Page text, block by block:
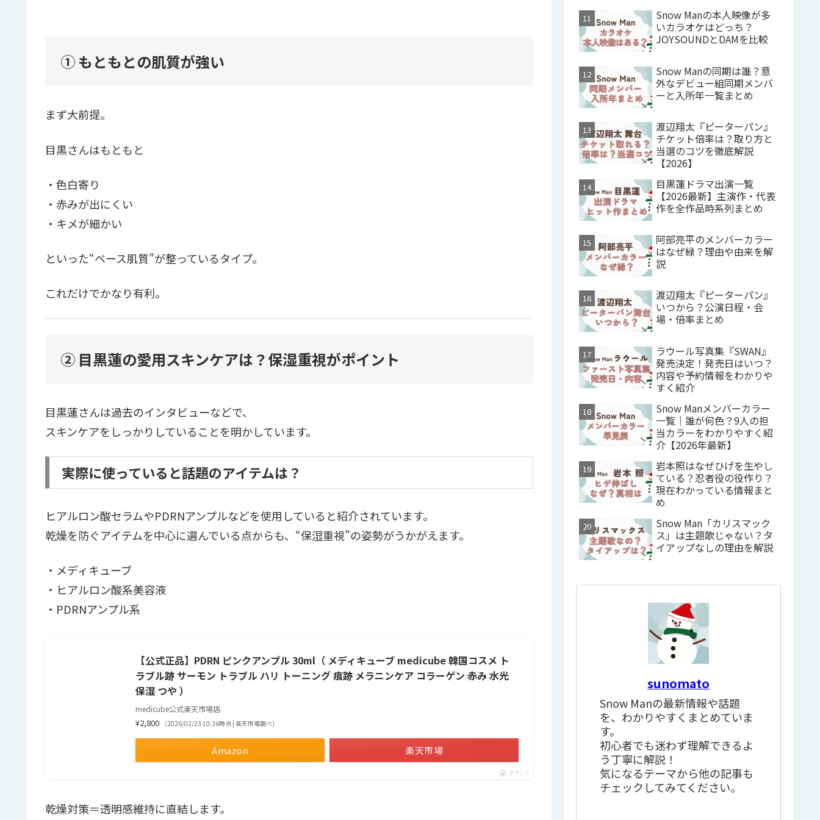
① もともとの肌質が強い
まず大前提。
目黒さんはもともと
・色白寄り
・赤みが出にくい
・キメが細かい
といった“ベース肌質”が整っているタイプ。
これだけでかなり有利。
② 目黒蓮の愛用スキンケアは？保湿重視がポイント
目黒蓮さんは過去のインタビューなどで、
スキンケアをしっかりしていることを明かしています。
実際に使っていると話題のアイテムは？
ヒアルロン酸セラムやPDRNアンプルなどを使用していると紹介されています。
乾燥を防ぐアイテムを中心に選んでいる点からも、“保湿重視”の姿勢がうかがえます。
・メディキューブ
・ヒアルロン酸系美容液
・PDRNアンプル系
【公式正品】PDRN ピンクアンプル 30ml（ メディキューブ medicube 韓国コスメ ト
ラブル跡 サーモン トラブル ハリ トーニング 痕跡 メラニンケア コラーゲン 赤み 水光
保湿 つや ）
medicube公式楽天市場店
¥2,800 （2026/02/23 10:36時点 | 楽天市場調べ）
Amazon 楽天市場
ポチップ
乾燥対策＝透明感維持に直結します。
Snow Manの本人映像が多
いカラオケはどっち？
JOYSOUNDとDAMを比較
Snow Manの同期は誰？意
外なデビュー組同期メンバ
ーと入所年一覧まとめ
渡辺翔太『ピーターパン』
チケット倍率は？取り方と
当選のコツを徹底解説
【2026】
目黒蓮ドラマ出演一覧
【2026最新】主演作・代表
作を全作品時系列まとめ
阿部亮平のメンバーカラー
はなぜ緑？理由や由来を解
説
渡辺翔太『ピーターパン』
いつから？公演日程・会
場・倍率まとめ
ラウール写真集『SWAN』
発売決定！発売日はいつ？
内容や予約情報をわかりや
すく紹介
Snow Manメンバーカラー
一覧｜誰が何色？9人の担
当カラーをわかりやすく紹
介【2026年最新】
岩本照はなぜひげを生やし
ている？忍者役の役作り？
現在わかっている情報まと
め
Snow Man「カリスマック
ス」は主題歌じゃない？タ
イアップなしの理由を解説
sunomato
Snow Manの最新情報や話題
を、わかりやすくまとめていま
す。
初心者でも迷わず理解できるよ
う丁寧に解説！
気になるテーマから他の記事も
チェックしてみてください。